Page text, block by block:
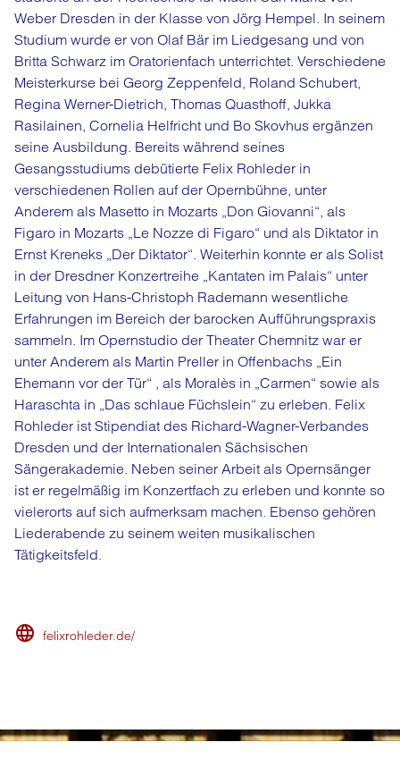
Weber Dresden in der Klasse von Jörg Hempel. In seinem
Studium wurde er von Olaf Bär im Liedgesang und von
Britta Schwarz im Oratorienfach unterrichtet. Verschiedene
Meisterkurse bei Georg Zeppenfeld, Roland Schubert,
Regina Werner-Dietrich, Thomas Quasthoff, Jukka
Rasilainen, Cornelia Helfricht und Bo Skovhus ergänzen
seine Ausbildung. Bereits während seines
Gesangsstudiums debütierte Felix Rohleder in
verschiedenen Rollen auf der Opernbühne, unter
Anderem als Masetto in Mozarts „Don Giovanni“, als
Figaro in Mozarts „Le Nozze di Figaro“ und als Diktator in
Ernst Kreneks „Der Diktator“. Weiterhin konnte er als Solist
in der Dresdner Konzertreihe „Kantaten im Palais“ unter
Leitung von Hans-Christoph Rademann wesentliche
Erfahrungen im Bereich der barocken Aufführungspraxis
sammeln. Im Opernstudio der Theater Chemnitz war er
unter Anderem als Martin Preller in Offenbachs „Ein
Ehemann vor der Tür“ , als Moralès in „Carmen“ sowie als
Haraschta in „Das schlaue Füchslein“ zu erleben. Felix
Rohleder ist Stipendiat des Richard-Wagner-Verbandes
Dresden und der Internationalen Sächsischen
Sängerakademie. Neben seiner Arbeit als Opernsänger
ist er regelmäßig im Konzertfach zu erleben und konnte so
vielerorts auf sich aufmerksam machen. Ebenso gehören
Liederabende zu seinem weiten musikalischen
Tätigkeitsfeld.
felixrohleder.de/